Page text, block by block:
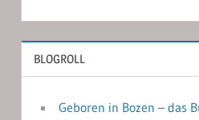
BLOGROLL
Geboren in Bozen – das